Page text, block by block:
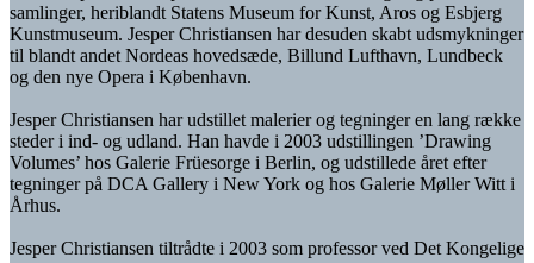
samlinger, heriblandt Statens Museum for Kunst, Aros og Esbjerg
Kunstmuseum. Jesper Christiansen har desuden skabt udsmykninger
til blandt andet Nordeas hovedsæde, Billund Lufthavn, Lundbeck
og den nye Opera i København.
Jesper Christiansen har udstillet malerier og tegninger en lang række
steder i ind- og udland. Han havde i 2003 udstillingen ’Drawing
Volumes’ hos Galerie Früesorge i Berlin, og udstillede året efter
tegninger på DCA Gallery i New York og hos Galerie Møller Witt i
Århus.
Jesper Christiansen tiltrådte i 2003 som professor ved Det Kongelige